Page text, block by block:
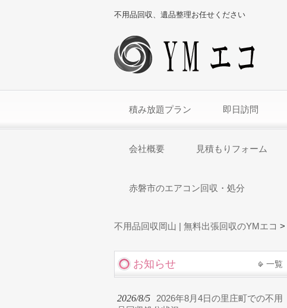
不用品回収、遺品整理お任せください
積み放題プラン 即日訪問
会社概要 見積もりフォーム
赤磐市のエアコン回収・処分
不用品回収岡山 | 無料出張回収のYMエコ >
お知らせ 一覧
2026/8/5
2026年8月4日の里庄町での不用